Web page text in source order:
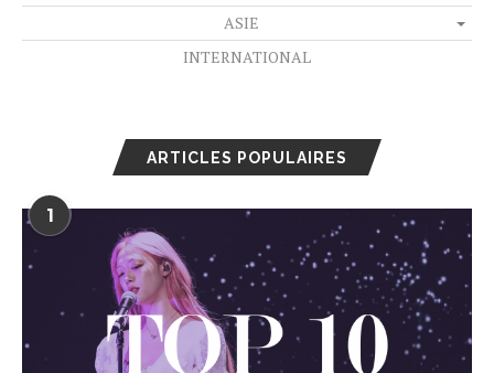
ASIE
INTERNATIONAL
ARTICLES POPULAIRES
1